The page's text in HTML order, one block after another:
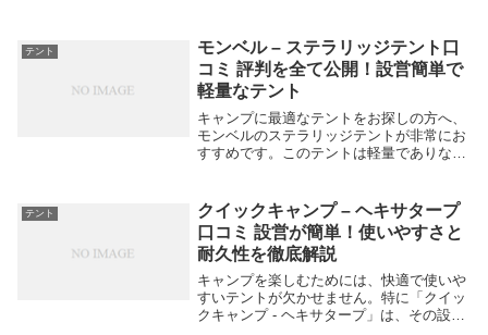
す。実際のユーザーからの口コミも高評
価...
テント
モンベル – ステラリッジテント口
コミ 評判を全て公開！設営簡単で
軽量なテント
キャンプに最適なテントをお探しの方へ、
モンベルのステラリッジテントが非常にお
すすめです。このテントは軽量でありなが
評価しています。ここでは、実際に使用し
た人々の良い...
テント
クイックキャンプ – ヘキサタープ
口コミ 設営が簡単！使いやすさと
耐久性を徹底解説
キャンプを楽しむためには、快適で使いや
すいテントが欠かせません。特に「クイッ
クキャンプ - ヘキサタープ」は、その設営